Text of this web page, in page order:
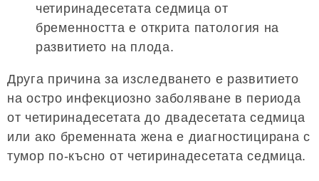
четиринадесетата седмица от
бременността е открита патология на
развитието на плода.
Друга причина за изследването е развитието
на остро инфекциозно заболяване в периода
от четиринадесетата до двадесетата седмица
или ако бременната жена е диагностицирана с
тумор по-късно от четиринадесетата седмица.